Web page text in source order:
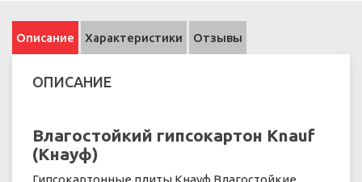
Описание Характеристики Отзывы
ОПИСАНИЕ
Влагостойкий гипсокартон Knauf
(Кнауф)
Гипсокартонные плиты Кнауф Влагостойкие